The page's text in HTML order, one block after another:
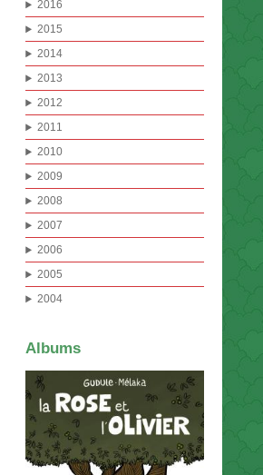
2016
2015
2014
2013
2012
2011
2010
2009
2008
2007
2006
2005
2004
Albums